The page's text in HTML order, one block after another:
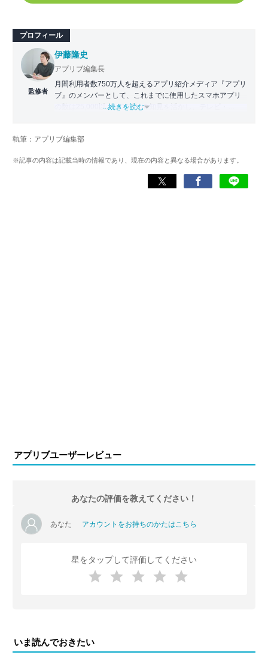
プロフィール
監修者
伊藤隆史
アプリブ編集長
月間利用者数750万人を超えるアプリ紹介メディア『アプリ
ブ』のメンバーとして、これまでに使用したスマホアプリ
の数は25,000以上。アプリの知見を活かし、テレビ・
化アプリの紹介）、TBS『サタプラ』（スマホライフが変
スマホアプリ）他
...続きを読む
執筆：アプリブ編集部
※記事の内容は記載当時の情報であり、現在の内容と異なる場合があります。
アプリブユーザーレビュー
あなたの評価を教えてください！
あなた アカウントをお持ちのかたはこちら
星をタップして評価してください
いま読んでおきたい